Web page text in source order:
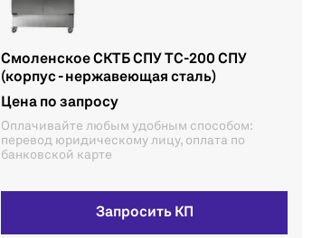
Смоленское СКТБ СПУ ТС-200 СПУ
(корпус - нержавеющая сталь)
Цена по запросу
Оплачивайте любым удобным способом:
перевод юридическому лицу, оплата по
банковской карте
Запросить КП